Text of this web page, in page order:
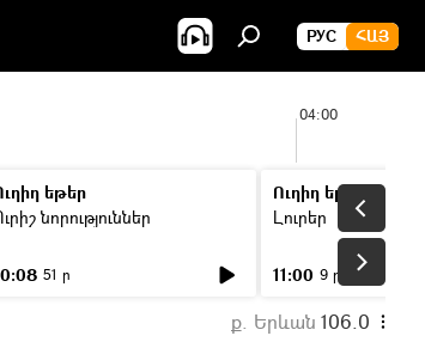
РУС ՀԱՅ
04:00
եթեր
նորություններ
51 ր
Ուղիղ եթեր
Լուրեր
11:00 9 ր
ք. Երևան 106.0